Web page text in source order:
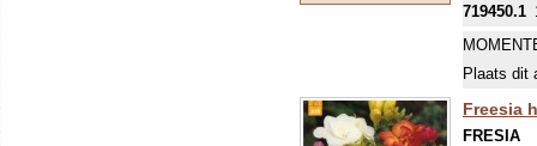
719450.1
Plaats dit
Freesia
FRESIA